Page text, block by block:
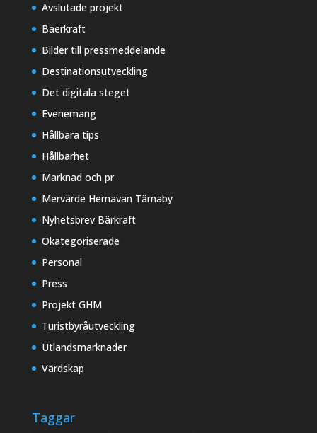
Avslutade projekt
Baerkraft
Bilder till pressmeddelande
Destinationsutveckling
Det digitala steget
Evenemang
Hållbara tips
Hållbarhet
Marknad och pr
Mervärde Hemavan Tärnaby
Nyhetsbrev Bärkraft
Okategoriserade
Personal
Press
Projekt GHM
Turistbyråutveckling
Utlandsmarknader
Värdskap
Taggar